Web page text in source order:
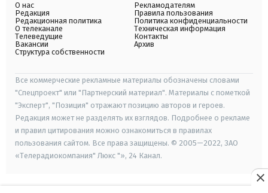
О нас
Редакция
Редакционная политика
О телеканале
Телеведущие
Вакансии
Структура собственности
Рекламодателям
Правила пользования
Политика конфиденциальности
Техническая информация
Контакты
Архив
Все коммерческие рекламные материалы обозначены словами
"Спецпроект" или "Партнерский материал". Материалы с пометкой
"Эксперт", "Позиция" отражают позицию авторов и героев.
Редакция может не разделять их взглядов. Подробнее о рекламе
и правил цитирования можно ознакомиться в правилах
пользования сайтом. Все права защищены. © 2005—2022, ЗАО
«Телерадиокомпания" Люкс "», 24 Канал.